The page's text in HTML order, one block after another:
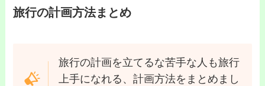
旅行の計画方法まとめ
旅行の計画を立てるな苦手な人も旅行
上手になれる、計画方法をまとめまし